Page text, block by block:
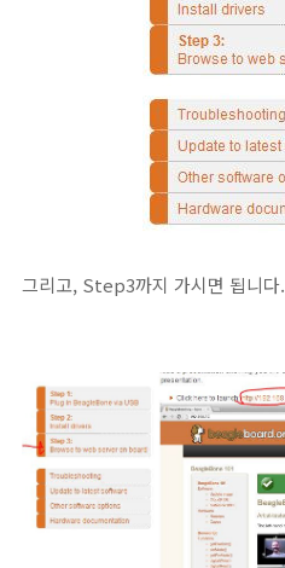
그리고, Step3까지 가시면 됩니다.